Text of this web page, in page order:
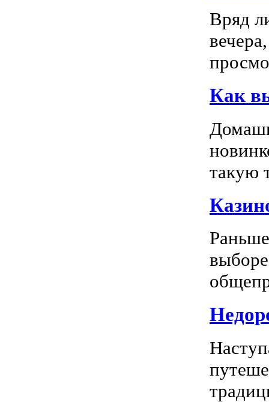
Вряд
Как
такую